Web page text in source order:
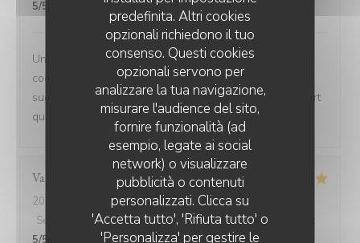
predefinita. Altri cookies
opzionali richiedono il tuo
consenso. Questi cookies
opzionali servono per
analizzare la tua navigazione,
misurare l'audience del sito,
fornire funzionalità (ad
esempio, legate ai social
network) o visualizzare
pubblicità o contenuti
personalizzati. Clicca su
'Accetta tutto', 'Rifiuta tutto' o
'Personalizza' per gestire le
5/5
Un peut d'attente mais cela en valait la peine, les
cocktails sont très bon la viande très tendre les sauces
succulentes et pour finir les desserts délicieux le rapport
qualité prix et très abordable.
Valérie
2026-07-08
- 12:15 - Ospiti 2
Servizio
/5 Atmosfera: 5/5 Cucina:5 /5 Qualità / Prezzo
5/5